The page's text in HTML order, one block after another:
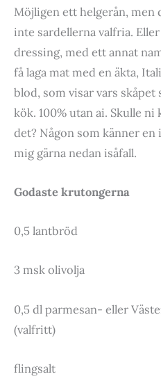
Möjligen ett helgerån, men
inte sardellerna valfria.
dressing, med ett annat
få laga mat med en äkta,
blod, som visar vars skåpet
kök. 100% utan ai. Skulle
det? Någon som känner
mig gärna nedan isåfall.
Godaste krutongerna
0,5 lantbröd
3 msk olivolja
0,5 dl parmesan- eller
(valfritt)
flingsalt